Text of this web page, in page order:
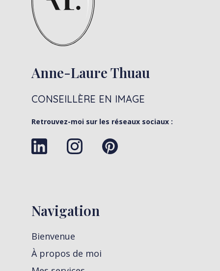
Anne-Laure Thuau
CONSEILLÈRE EN IMAGE
Retrouvez-moi sur les réseaux sociaux :
Navigation
Bienvenue
À propos de moi